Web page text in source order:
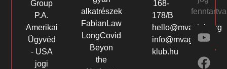
Group
P.A.
Amerikai
Ügyvéd
- USA
jogi
alkatrészek
FabianLaw
LongCovid
Beyon
the
168-
178/B
hello@mvaclub.org
info@mvagusta-
klub.hu